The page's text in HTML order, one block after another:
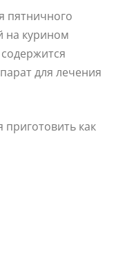
пятничного
на курином
для лечения
как